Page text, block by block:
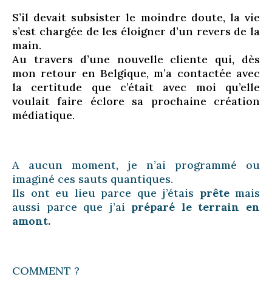
S’il devait subsister le moindre doute, la vie
s’est chargée de les éloigner d’un revers de la
main.
Au travers d’une nouvelle cliente qui, dès
mon retour en Belgique, m’a contactée avec
la certitude que c’était avec moi qu’elle
voulait faire éclore sa prochaine création
médiatique.
A aucun moment, je n’ai programmé ou
imaginé ces sauts quantiques.
Ils ont eu lieu parce que j’étais prêtemais
aussi parce que j’ai préparé le terrain en
amont.
COMMENT ?